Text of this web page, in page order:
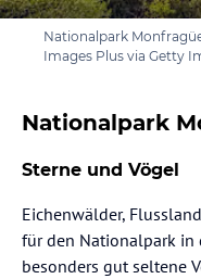
Nationalpark
Images Plus via Getty
Nationalpark
Sterne und Vögel
Eichenwälder,
für den Nationalpark in
besonders gut seltene